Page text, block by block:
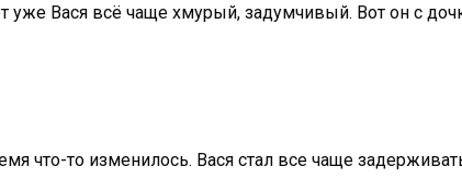
уже Вася всё чаще хмурый, задумчивый. Вот он с
что-то изменилось. Вася стал все чаще